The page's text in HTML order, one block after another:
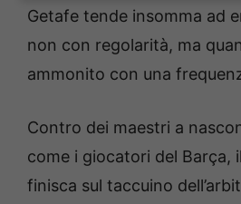
Getafe tende insomma ad
non con regolarità, ma
ammonito con una
Contro dei maestri a
come i giocatori del Barça,
finisca sul taccuino